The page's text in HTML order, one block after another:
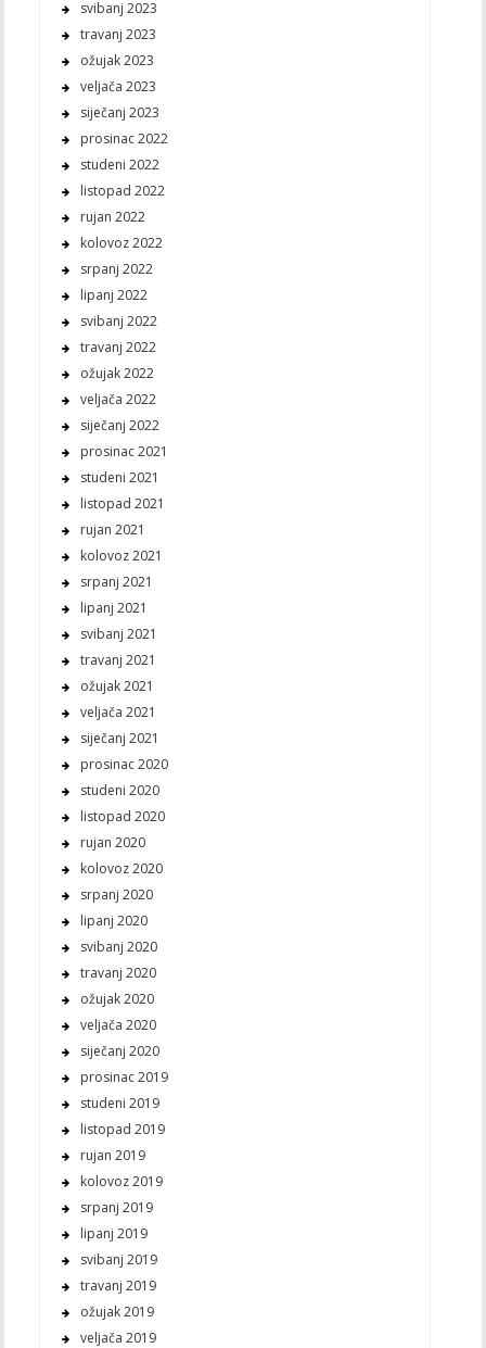
svibanj 2023
travanj 2023
ožujak 2023
veljača 2023
siječanj 2023
prosinac 2022
studeni 2022
listopad 2022
rujan 2022
kolovoz 2022
srpanj 2022
lipanj 2022
svibanj 2022
travanj 2022
ožujak 2022
veljača 2022
siječanj 2022
prosinac 2021
studeni 2021
listopad 2021
rujan 2021
kolovoz 2021
srpanj 2021
lipanj 2021
svibanj 2021
travanj 2021
ožujak 2021
veljača 2021
siječanj 2021
prosinac 2020
studeni 2020
listopad 2020
rujan 2020
kolovoz 2020
srpanj 2020
lipanj 2020
svibanj 2020
travanj 2020
ožujak 2020
veljača 2020
siječanj 2020
prosinac 2019
studeni 2019
listopad 2019
rujan 2019
kolovoz 2019
srpanj 2019
lipanj 2019
svibanj 2019
travanj 2019
ožujak 2019
veljača 2019